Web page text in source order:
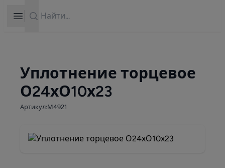
Open sidebar
Уплотнение торцевое
О24хО10х23
Артикул:М4921